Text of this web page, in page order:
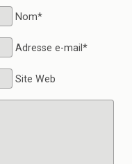
Nom*
Adresse e-mail*
Site Web